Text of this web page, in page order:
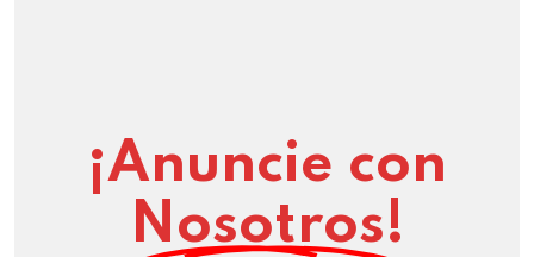
¡Anuncie con
Nosotros!